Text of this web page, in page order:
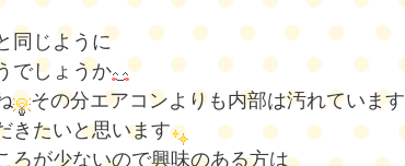
同じように
でしょうか
その分エアコンよりも内部は汚れています
きたいと思います
ろが少ないので興味のある方は